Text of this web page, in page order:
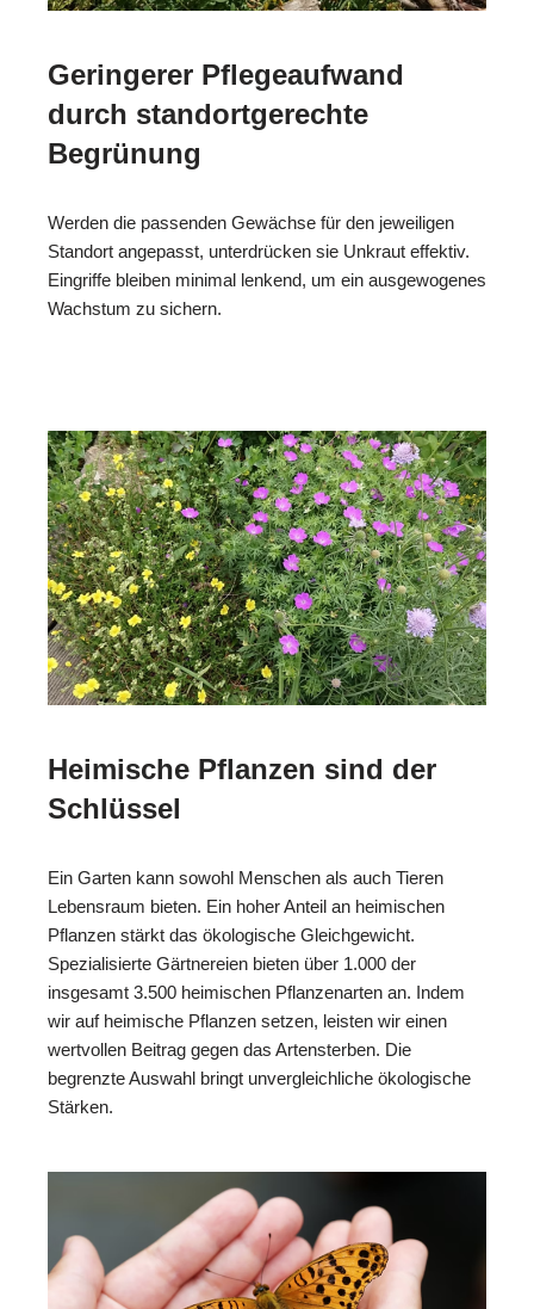
Geringerer Pflegeaufwand
durch standortgerechte
Begrünung
Werden die passenden Gewächse für den jeweiligen
Standort angepasst, unterdrücken sie Unkraut effektiv.
Eingriffe bleiben minimal lenkend, um ein ausgewogenes
Wachstum zu sichern.
Heimische Pflanzen sind der
Schlüssel
Ein Garten kann sowohl Menschen als auch Tieren
Lebensraum bieten. Ein hoher Anteil an heimischen
Pflanzen stärkt das ökologische Gleichgewicht.
Spezialisierte Gärtnereien bieten über 1.000 der
insgesamt 3.500 heimischen Pflanzenarten an. Indem
wir auf heimische Pflanzen setzen, leisten wir einen
wertvollen Beitrag gegen das Artensterben. Die
begrenzte Auswahl bringt unvergleichliche ökologische
Stärken.